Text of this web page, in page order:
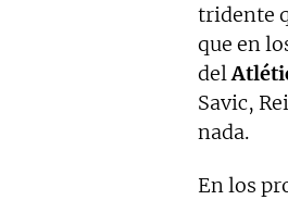
tridente
que en
del
Savic,
nada.
En los